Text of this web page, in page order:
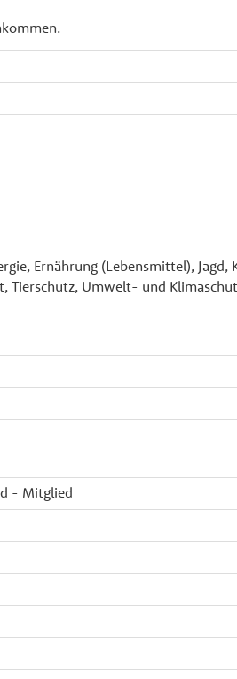
Ernährung (Lebensmittel), Jagd,
Tierschutz, Umwelt- und
- Mitglied